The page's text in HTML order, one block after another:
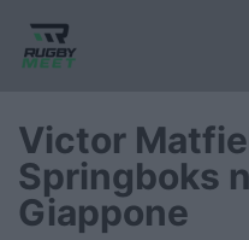
Nazionale
Victor
Springboks
Giappone